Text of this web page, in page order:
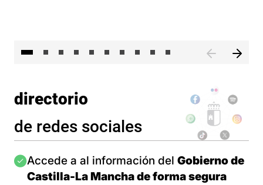
directorio
de redes sociales
Imagen
Accede a al información del Gobierno de
Castilla-La Mancha de forma segura